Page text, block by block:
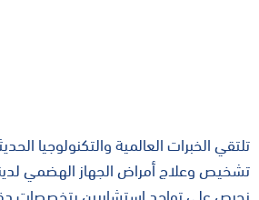
تلتقي الخبرات العالمية والتكنولوجيا
تشخيص وعلاج أمراض الجهاز الهضمي